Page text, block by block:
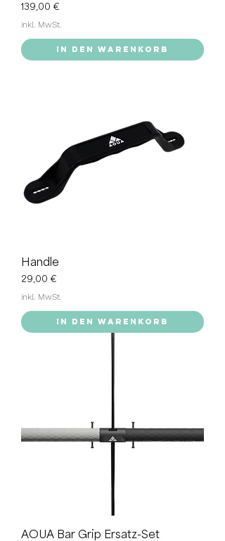
Preis
139,00 €
inkl. MwSt.
In den Warenkorb
Handle
Preis
29,00 €
inkl. MwSt.
In den Warenkorb
AOUA Bar Grip Ersatz-Set